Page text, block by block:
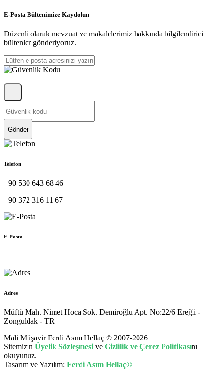
E-Posta Bültenimize Kaydolun
Düzenli olarak mevzuat ve makalelerimiz hakkında bilgilendirici
bültenler gönderiyoruz.
Gönder
Telefon
+90 530 643 68 46
+90 372 316 11 67
E-Posta
Adres
Müftü Mah. Nimet Hoca Sok. Demiroğlu Apt. No:22/6 Ereğli -
Zonguldak - TR
Mali Müşavir Ferdi Asım Hellaç © 2007-2026
Sitemizin Üyelik Sözleşmesi ve Gizlilik ve Çerez Politikasını
okuyunuz.
Tasarım ve Yazılım: Ferdi Asım Hellaç©